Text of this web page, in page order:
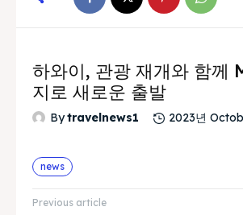
하와이, 관광 재개와 함께
지로 새로운 출발
Bytravelnews1 2023년
news
Previous article